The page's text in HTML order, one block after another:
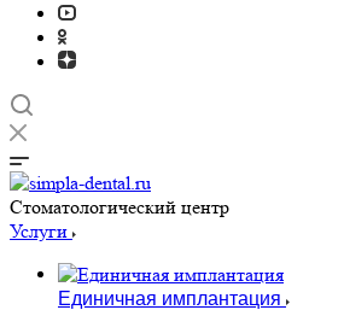
Cтоматологический центр
Услуги
Единичная имплантация